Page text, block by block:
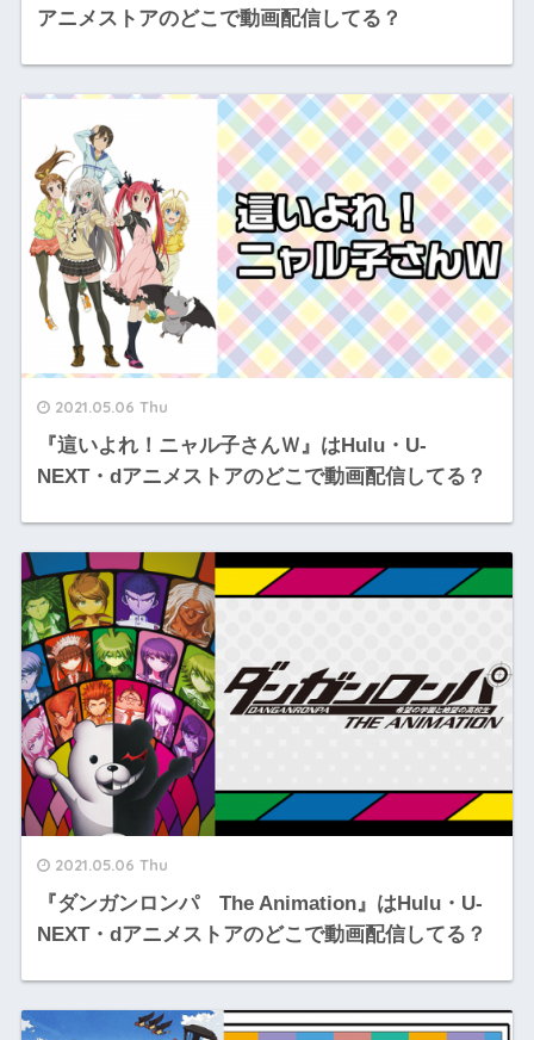
アニメストアのどこで動画配信してる？
2021.05.06 Thu
『這いよれ！ニャル子さんＷ』はHulu・U-
NEXT・dアニメストアのどこで動画配信してる？
2021.05.06 Thu
『ダンガンロンパ The Animation』はHulu・U-
NEXT・dアニメストアのどこで動画配信してる？